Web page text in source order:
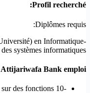
Profil recherché:
Diplômes requis:
en Informatique
systèmes informatiques…
Bank emploi : :
sur des fonctions